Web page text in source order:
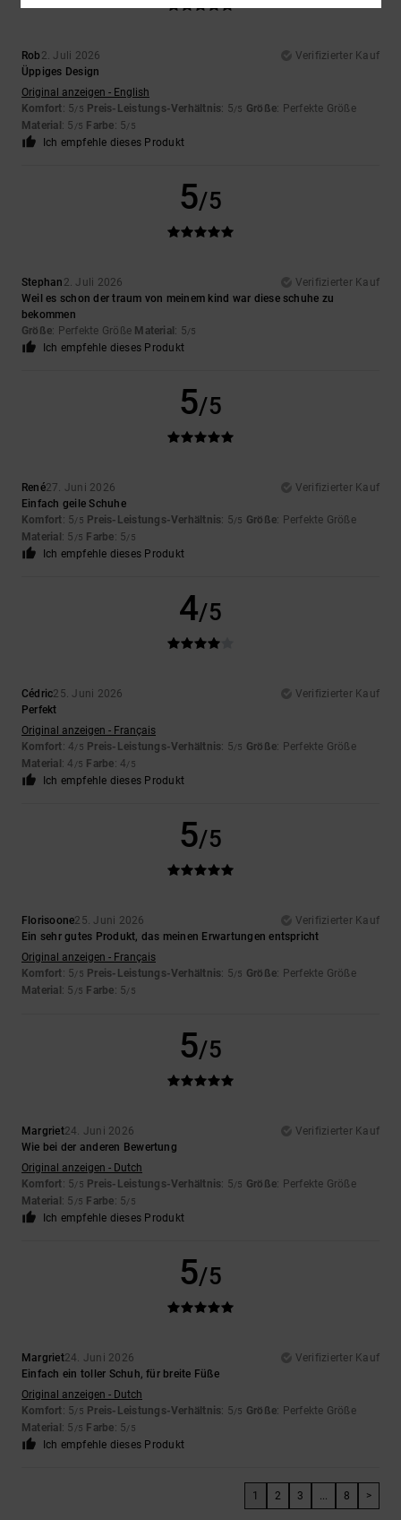
Rob 2. Juli 2026
Verifizierter Kauf
Üppiges Design
Original anzeigen - English
Komfort: 5/5 Preis-Leistungs-Verhältnis: 5/5 Größe: Perfekte Größe
Material : 5 /5 Farbe: 5/5
Ich empfehle dieses Produkt
5/5
Stephan 2. Juli 2026
Verifizierter Kauf
Weil es schon der traum von meinem kind war diese schuhe zu
bekommen
Größe: Perfekte Größe Material : 5/5
Ich empfehle dieses Produkt
5/5
René27. Juni 2026
Verifizierter Kauf
Einfach geile Schuhe
Komfort: 5/5 Preis-Leistungs-Verhältnis: 5/5 Größe: Perfekte Größe
Material : 5 /5 Farbe: 5/5
Ich empfehle dieses Produkt
4/5
Cédric25. Juni 2026
Verifizierter Kauf
Perfekt
Original anzeigen - Français
Komfort: 4/5 Preis-Leistungs-Verhältnis: 5/5 Größe: Perfekte Größe
Material : 4 /5 Farbe: 4/5
Ich empfehle dieses Produkt
5/5
Florisoone25. Juni 2026
Verifizierter Kauf
Ein sehr gutes Produkt, das meinen Erwartungen entspricht
Original anzeigen - Français
Komfort: 5/5 Preis-Leistungs-Verhältnis: 5/5 Größe: Perfekte Größe
Material : 5 /5 Farbe: 5/5
5/5
Margriet24. Juni 2026
Verifizierter Kauf
Wie bei der anderen Bewertung
Original anzeigen - Dutch
Komfort: 5/5 Preis-Leistungs-Verhältnis: 5/5 Größe: Perfekte Größe
Material : 5 /5 Farbe: 5/5
Ich empfehle dieses Produkt
5/5
Margriet24. Juni 2026
Verifizierter Kauf
Einfach ein toller Schuh, für breite Füße
Original anzeigen - Dutch
Komfort: 5/5 Preis-Leistungs-Verhältnis: 5/5 Größe: Perfekte Größe
Material : 5 /5 Farbe: 5/5
Ich empfehle dieses Produkt
1 2 3 ... 8 >